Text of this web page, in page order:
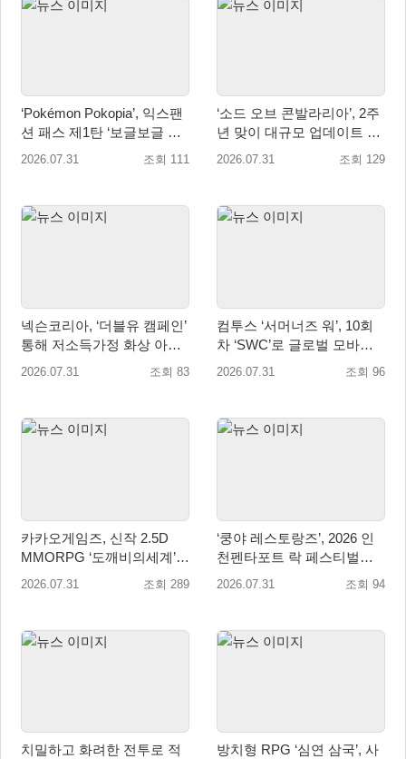
‘Pokémon Pokopia’, 익스팬
션 패스 제1탄 ‘보글보글 해
저 마을’ 오는 8월 5일 배포
2026.07.31 조회 111
‘소드 오브 콘발라리아’, 2주
년 맞이 대규모 업데이트 8
월 1일 진행
2026.07.31 조회 129
넥슨코리아, ‘더블유 캠페인’
통해 저소득가정 화상 아동
치료비 8,800만원 전달
2026.07.31 조회 83
컴투스 ‘서머너즈 워’, 10회
차 ‘SWC’로 글로벌 모바일 e
스포츠 새 지평 열다
2026.07.31 조회 96
카카오게임즈, 신작 2.5D
MMORPG ‘도깨비의세계’
10월 출시 확정… 대표 일러
2026.07.31 조회 289
‘쿵야 레스토랑즈’, 2026 인
천펜타포트 락 페스티벌서
굿즈·키즈존 운영
2026.07.31 조회 94
치밀하고 화려한 전투로 적
방치형 RPG ‘심연 삼국’, 사